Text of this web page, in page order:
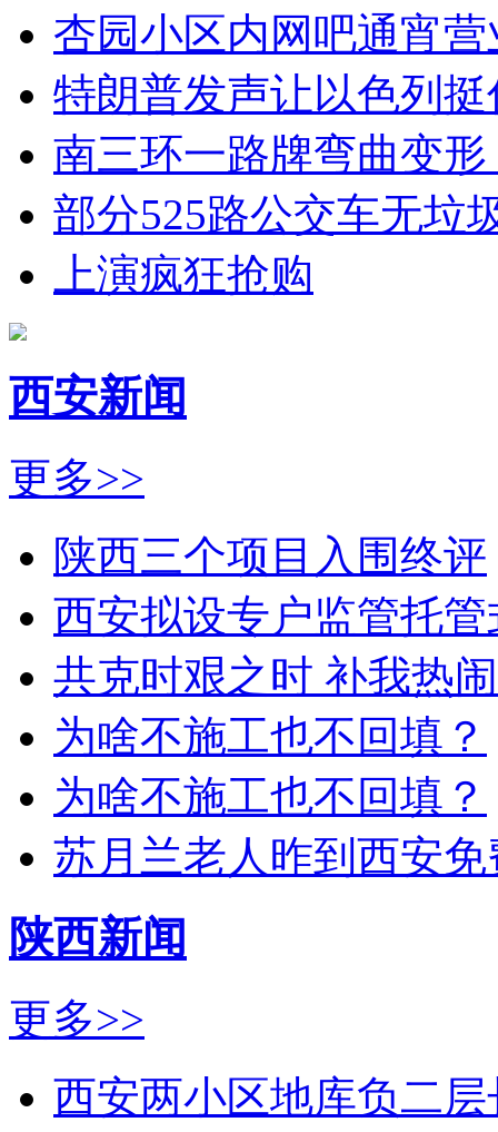
杏园小区内网吧通宵
特朗普发声让以色列挺
南三环一路牌弯曲变
部分525路公交车无垃
上演疯狂抢购
西安新闻
更多>>
陕西三个项目入围终评
西安拟设专户监管托
共克时艰之时 补我热
为啥不施工也不回填？
为啥不施工也不回填？
苏月兰老人昨到西安
陕西新闻
更多>>
西安两小区地库负二